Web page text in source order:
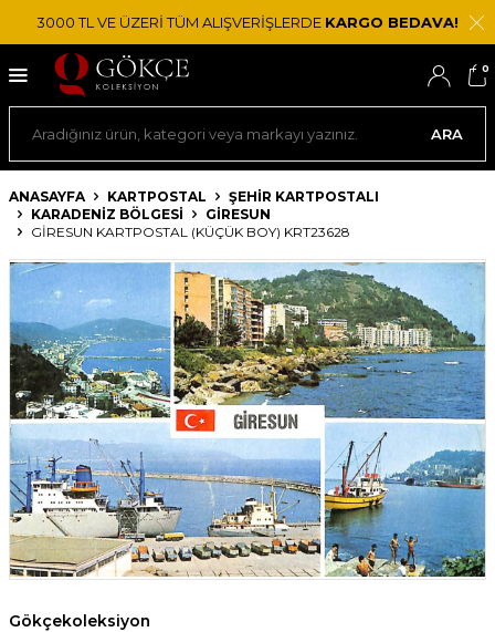
3000 TL VE ÜZERİ TÜM ALIŞVERİŞLERDE KARGO BEDAVA!
ARA
0
ANASAYFA KARTPOSTAL
ŞEHIR KARTPOSTALI
KARADENIZ BÖLGESI
GIRESUN
GIRESUN KARTPOSTAL (KÜÇÜK BOY) KRT23628
Gökçekoleksiyon